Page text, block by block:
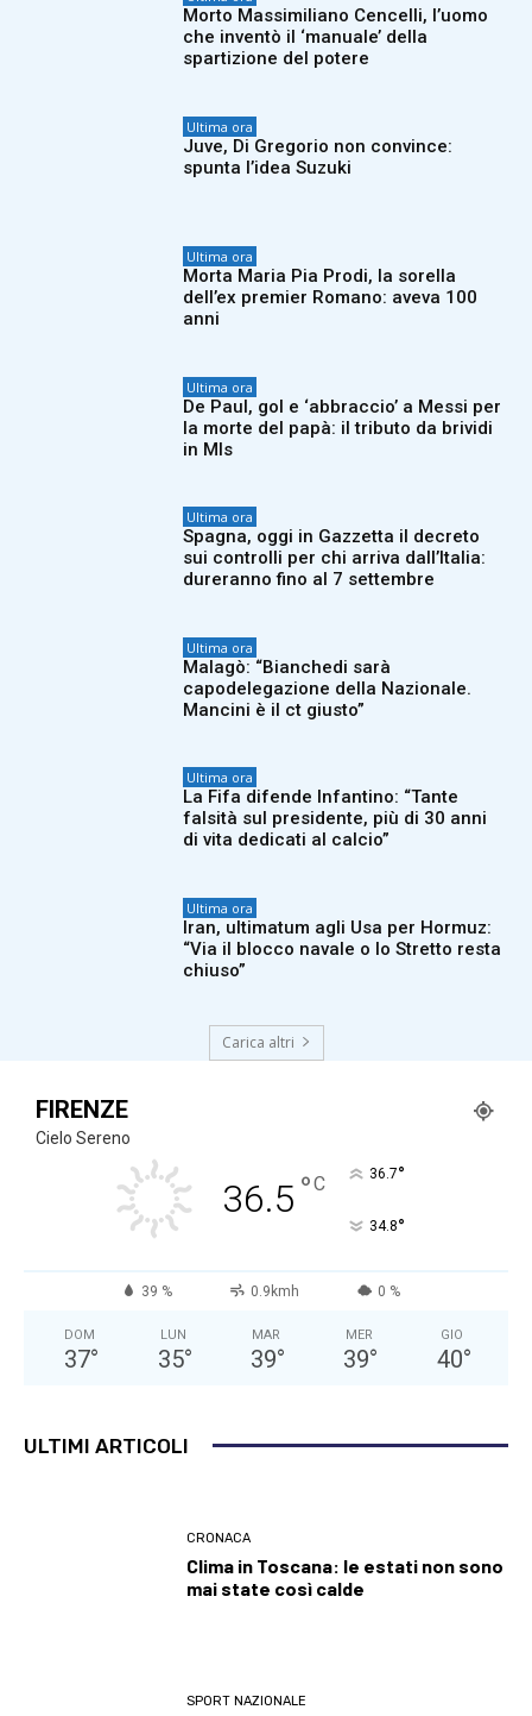
Morto Massimiliano Cencelli, l’uomo
che inventò il ‘manuale’ della
spartizione del potere
Ultima ora
Juve, Di Gregorio non convince:
spunta l’idea Suzuki
Ultima ora
Morta Maria Pia Prodi, la sorella
dell’ex premier Romano: aveva 100
anni
Ultima ora
De Paul, gol e ‘abbraccio’ a Messi per
la morte del papà: il tributo da brividi
in Mls
Ultima ora
Spagna, oggi in Gazzetta il decreto
sui controlli per chi arriva dall’Italia:
dureranno fino al 7 settembre
Ultima ora
Malagò: “Bianchedi sarà
capodelegazione della Nazionale.
Mancini è il ct giusto”
Ultima ora
La Fifa difende Infantino: “Tante
falsità sul presidente, più di 30 anni
di vita dedicati al calcio”
Ultima ora
Iran, ultimatum agli Usa per Hormuz:
“Via il blocco navale o lo Stretto resta
chiuso”
Carica altri
FIRENZE
Cielo Sereno
36.5 °C 36.7°
34.8°
39 % 0.9kmh 0 %
DOM
37°
LUN
35°
MAR
39°
MER
39°
GIO
40°
ULTIMI ARTICOLI
CRONACA
Clima in Toscana: le estati non sono
mai state così calde
SPORT NAZIONALE